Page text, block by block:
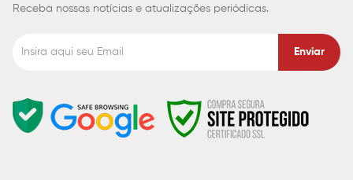
Receba nossas notícias e atualizações periódicas.
Enviar